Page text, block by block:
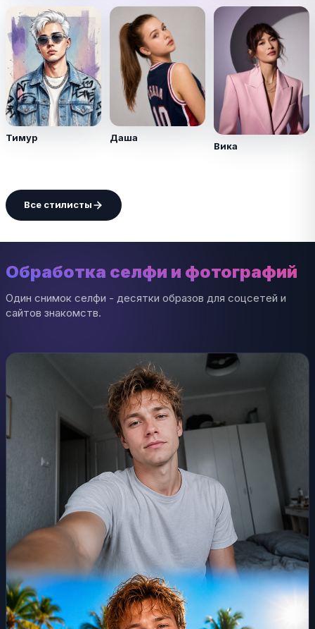
Тимур Даша
Вика
Все стилисты
Обработка селфи и фотографий
Один снимок селфи - десятки образов для соцсетей и
сайтов знакомств.